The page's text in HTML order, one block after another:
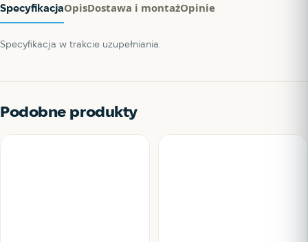
SpecyfikacjaOpisDostawa i montażOpinie
Specyfikacja w trakcie uzupełniania.
Podobne produkty